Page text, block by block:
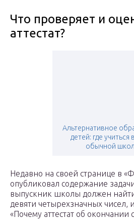
Что проверяет и
аттестат?
Альтернативное
детей: где учиться
обычной
Недавно на своей странице в
опубликовал содержание
выпускник школы должен
девяти четырехзначных чисел,
«Почему аттестат об